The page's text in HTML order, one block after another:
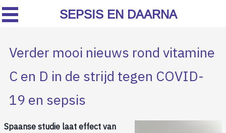
Verder mooi nieuws rond vitamine
C en D in de strijd tegen COVID-
19 en sepsis
Spaanse studie laat effect van
SEPSIS EN DAARNA